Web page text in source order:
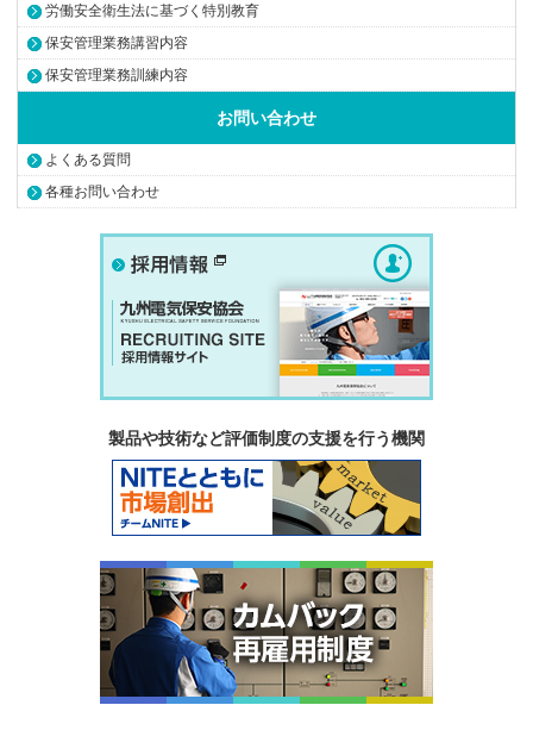
労働安全衛生法に基づく特別教育
保安管理業務講習内容
保安管理業務訓練内容
お問い合わせ
よくある質問
各種お問い合わせ
製品や技術など評価制度の支援を行う機関